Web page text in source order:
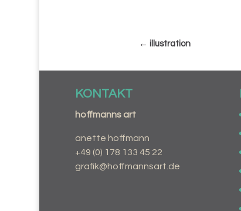
← illustration
KONTAKT
hoffmanns art
anette hoffmann
+49 (0) 178 133 45 22
grafik@hoffmannsart.de